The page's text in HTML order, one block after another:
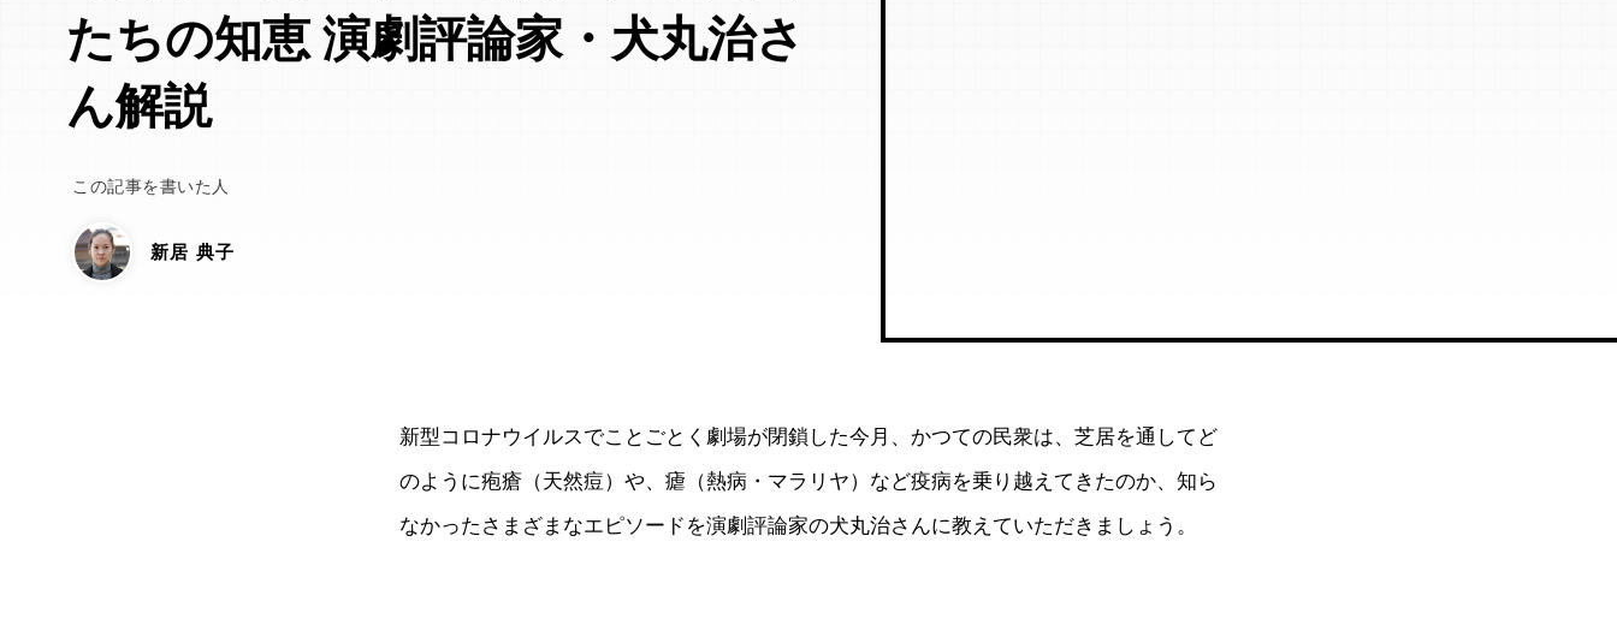
たちの知恵 演劇評論家・犬丸治さ
ん解説
この記事を書いた人
新居 典子
新型コロナウイルスでことごとく劇場が閉鎖した今月、かつての民衆は、芝居を通してど
のように疱瘡（天然痘）や、瘧（熱病・マラリヤ）など疫病を乗り越えてきたのか、知ら
なかったさまざまなエピソードを演劇評論家の犬丸治さんに教えていただきましょう。